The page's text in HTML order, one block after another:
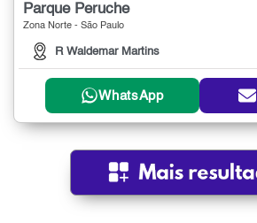
Parque Peruche
Zona Norte - São Paulo
R Waldemar Martins
WhatsApp